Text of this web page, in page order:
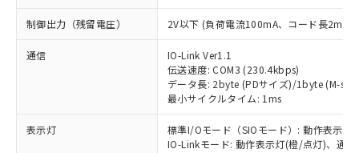
制御出力（残留電圧） 2V以下 (負荷電流100mA、コード長2m時)
通信
IO-Link Ver1.1
伝送速度: COM3 (230.4kbps)
データ長: 2byte (PDサイズ)/1byte (M-
最小サイクルタイム: 1ms
表示灯
標準I/Oモード（SIOモード）: 動作表示
IO-Linkモード: 動作表示灯(橙/点灯)、通